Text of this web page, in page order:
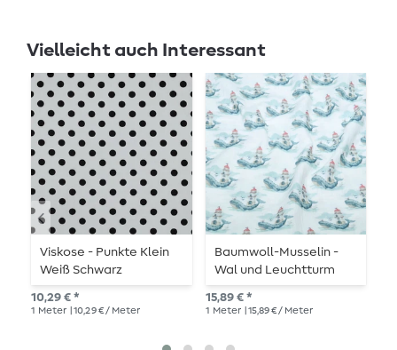
Vielleicht auch Interessant
Viskose - Punkte Klein
Weiß Schwarz
10,29 € *
1 Meter | 10,29 € / Meter
Baumwoll-Musselin -
Wal und Leuchtturm
Weiß
15,89 € *
1 Meter | 15,89 € / Meter